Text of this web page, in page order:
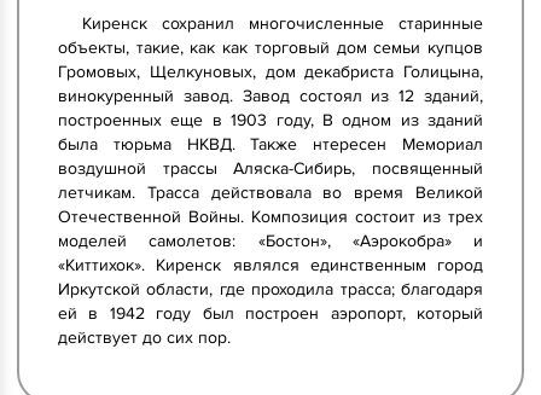
Киренск сохранил многочисленные старинные
объекты, такие, как как торговый дом семьи купцов
Громовых, Щелкуновых, дом декабриста Голицына,
винокуренный завод. Завод состоял из 12 зданий,
построенных еще в 1903 году, В одном из зданий
была тюрьма НКВД. Также нтересен Мемориал
воздушной трассы Аляска-Сибирь, посвященный
летчикам. Трасса действовала во время Великой
Отечественной Войны. Композиция состоит из трех
моделей самолетов: «Бостон», «Аэрокобра» и
«Киттихок». Киренск являлся единственным город
Иркутской области, где проходила трасса; благодаря
ей в 1942 году был построен аэропорт, который
действует до сих пор.